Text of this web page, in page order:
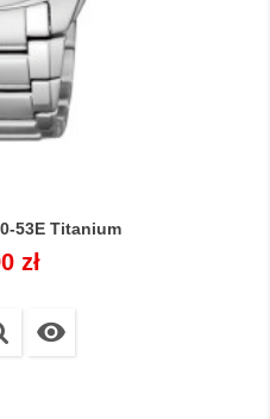
53E Titanium
zł
